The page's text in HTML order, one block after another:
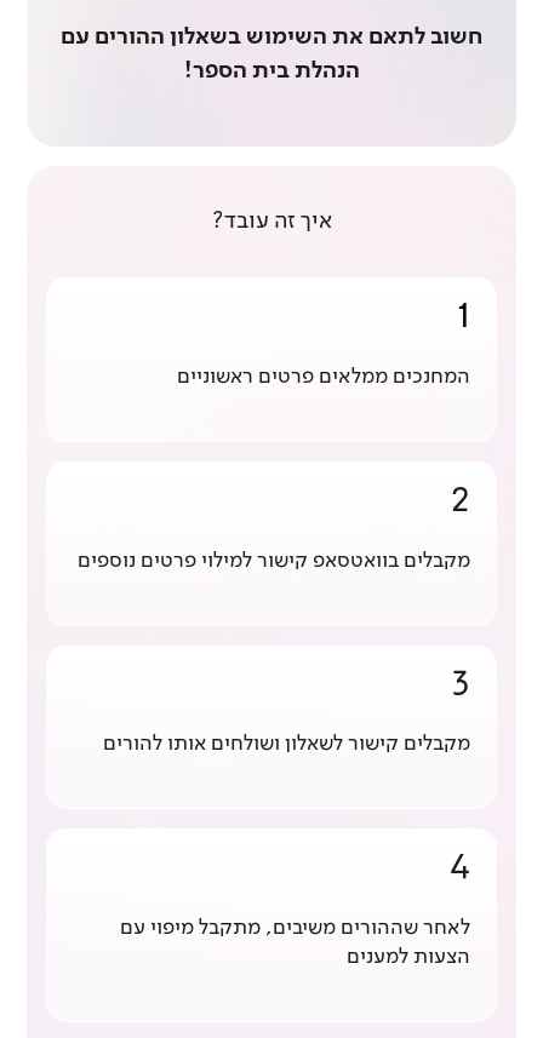
חשוב לתאם את השימוש בשאלון ההורים עם
הנהלת בית הספר!
איך זה עובד?
1
המחנכים ממלאים פרטים ראשוניים
2
מקבלים בוואטסאפ קישור למילוי פרטים נוספים
3
מקבלים קישור לשאלון ושולחים אותו להורים
4
לאחר שההורים משיבים, מתקבל מיפוי עם
הצעות למענים